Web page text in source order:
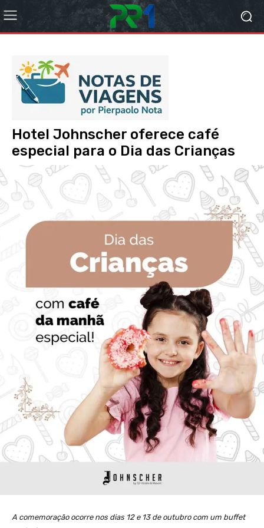
Hotel Johnscher oferece café
especial para o Dia das Crianças
A comemoração ocorre nos dias 12 e 13 de outubro com um buffet